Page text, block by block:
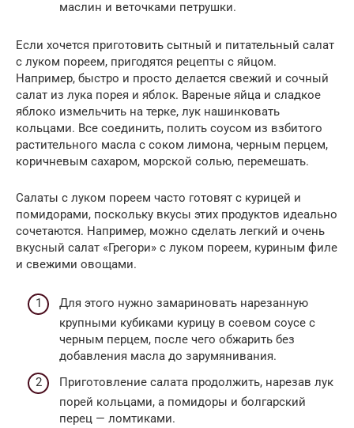
маслин и веточками петрушки.
Если хочется приготовить сытный и питательный салат
с луком пореем, пригодятся рецепты с яйцом.
Например, быстро и просто делается свежий и сочный
салат из лука порея и яблок. Вареные яйца и сладкое
яблоко измельчить на терке, лук нашинковать
кольцами. Все соединить, полить соусом из взбитого
растительного масла с соком лимона, черным перцем,
коричневым сахаром, морской солью, перемешать.
Салаты с луком пореем часто готовят с курицей и
помидорами, поскольку вкусы этих продуктов идеально
сочетаются. Например, можно сделать легкий и очень
вкусный салат «Грегори» с луком пореем, куриным филе
и свежими овощами.
Для этого нужно замариновать нарезанную
крупными кубиками курицу в соевом соусе с
черным перцем, после чего обжарить без
добавления масла до зарумянивания.
Приготовление салата продолжить, нарезав лук
порей кольцами, а помидоры и болгарский
перец — ломтиками.